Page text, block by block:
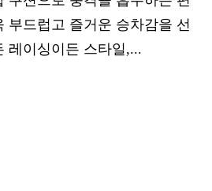
부드럽고 즐거운 승차감을 선
레이싱이든 스타일,...